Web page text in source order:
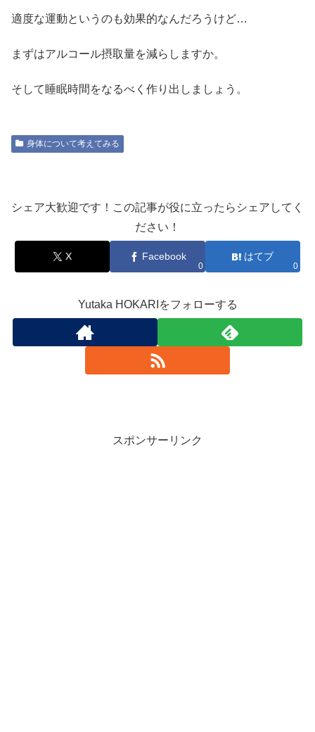
適度な運動というのも効果的なんだろうけど…
まずはアルコール摂取量を減らしますか。
そして睡眠時間をなるべく作り出しましょう。
身体について考えてみる
シェア大歓迎です！この記事が役に立ったらシェアしてく
ださい！
X Facebook
0
はてブ
0
Yutaka HOKARIをフォローする
スポンサーリンク